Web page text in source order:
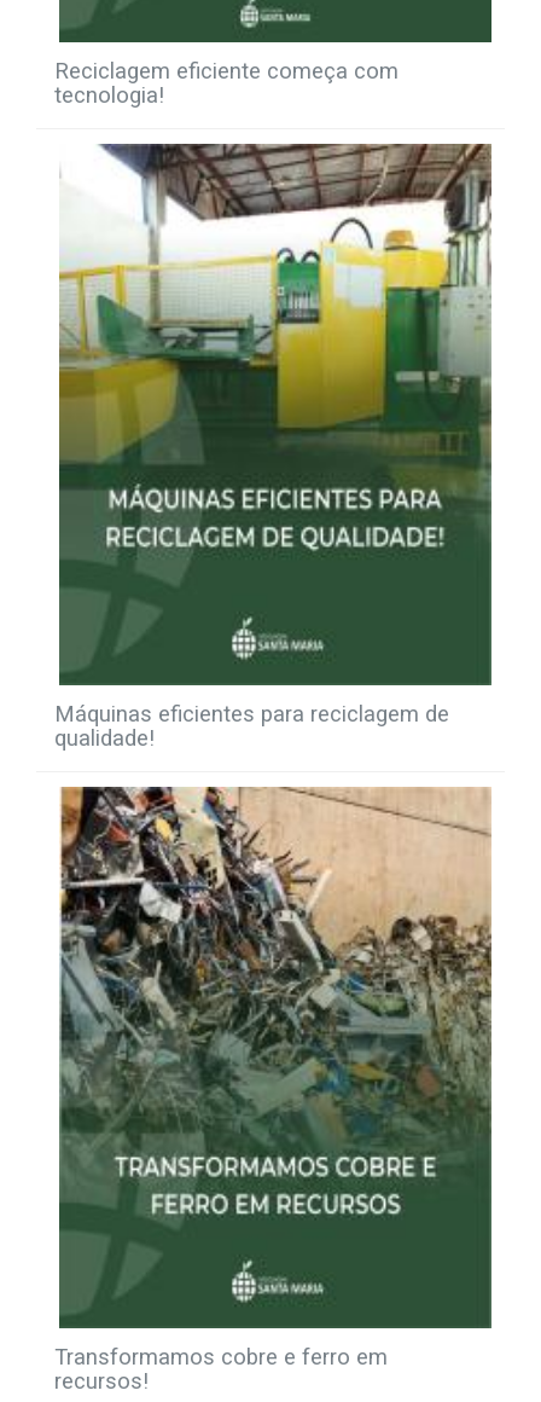
Reciclagem eficiente começa com
tecnologia!
Máquinas eficientes para reciclagem de
qualidade!
Transformamos cobre e ferro em
recursos!